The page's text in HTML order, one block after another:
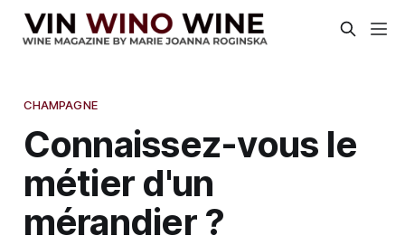
CHAMPAGNE
Connaissez-vous le
métier d'un
mérandier ?